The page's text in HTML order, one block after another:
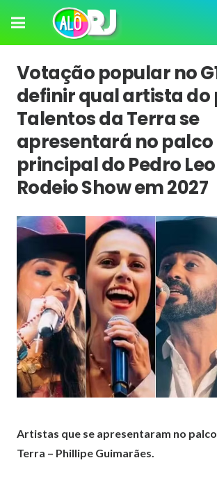
Votação popular no
definir qual artista do
Talentos da Terra se
apresentará no palco
principal do Pedro
Rodeio Show em 2027
Artistas que se apresentaram no
Terra – Phillipe Guimarães.